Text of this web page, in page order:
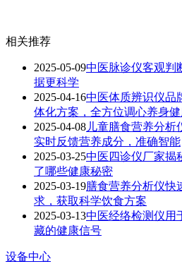
相关推荐
2025-05-09中医脉诊仪客观判
据更科学
2025-04-16中医体质辨识仪品
体化方案，全方位调心养身
2025-04-08 儿童膳食营养分析
实时反馈营养成分，准确智能
2025-03-25中医四诊仪厂家揭
了哪些健康秘密
2025-03-19膳食营养分析仪快
求，获取科学饮食方案
2025-03-13中医经络检测仪用
藏的健康信号
设备中心